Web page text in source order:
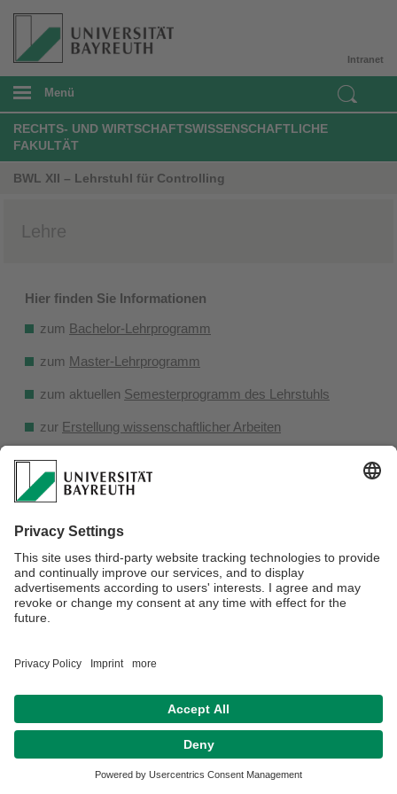
Intranet
Menü
RECHTS- UND WIRTSCHAFTSWISSENSCHAFTLICHE
FAKULTÄT
BWL XII – Lehrstuhl für Controlling
Lehre
Hier finden Sie Informationen
zum Bachelor-Lehrprogramm
zum Master-Lehrprogramm
zum aktuellen Semesterprogramm des Lehrstuhls
zur Erstellung wissenschaftlicher Arbeiten
Verantwortlich für die Redaktion:
Datenschutz / Disclaimer Impressum Hausordnung
Sitemap
Kontakt